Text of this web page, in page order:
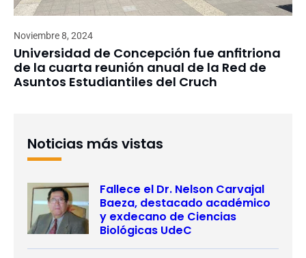
Noviembre 8, 2024
Universidad de Concepción fue anfitriona
de la cuarta reunión anual de la Red de
Asuntos Estudiantiles del Cruch
Noticias más vistas
Fallece el Dr. Nelson Carvajal
Baeza, destacado académico
y exdecano de Ciencias
Biológicas UdeC